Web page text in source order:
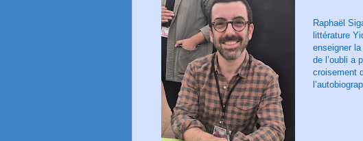
Raphaël
littérature
enseigner
de l’oubli a
croisement